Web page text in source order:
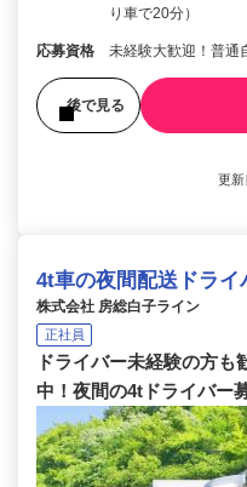
り車で20分）
応募資格 未経験大歓迎！普通
後で見る
更
4t車の夜間配送ドライ
株式会社 房総白子ライン
正社員
ドライバー未経験の方
中！夜間の4tドライバー